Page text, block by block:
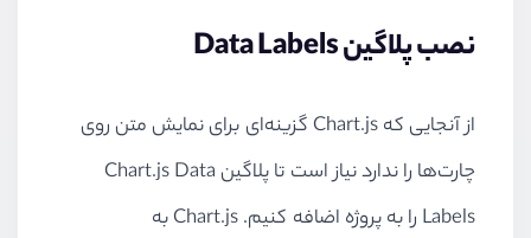
نصب پلاگین Data Labels
از آنجایی که Chart.js گزینه‌ای برای نمایش متن روی
چارت‌ها را ندارد نیاز است تا پلاگین Chart.js Data
Labels را به پروژه اضافه کنیم. Chart.js به